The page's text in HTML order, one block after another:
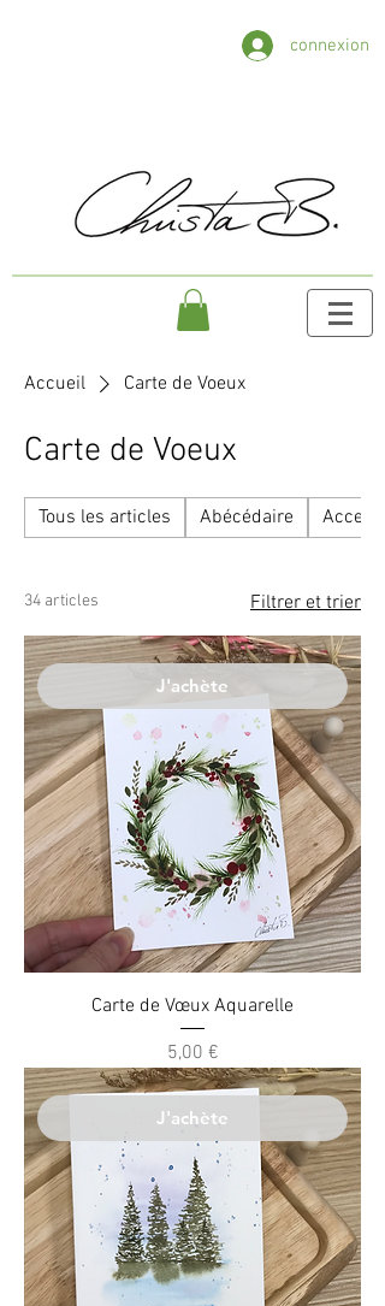
connexion
Accueil Carte de Voeux
Carte de Voeux
Tous les articles Abécédaire
34 articles Filtrer et trier
J'achète
Carte de Vœux Aquarelle
Prix
5,00 €
J'achète